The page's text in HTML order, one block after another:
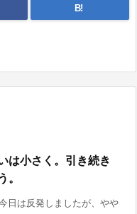
B!
は小さく。引き続き
日は反発しましたが、やや